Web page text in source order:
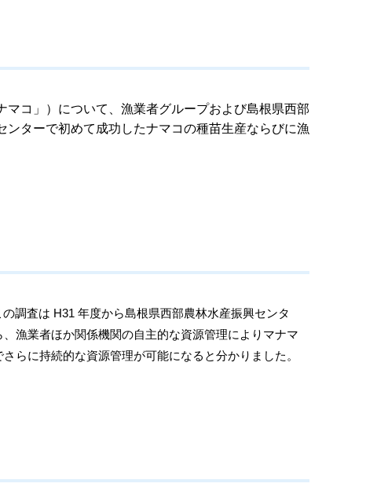
コ」）について、漁業者グループおよび島根県西部
ターで初めて成功したナマコの種苗生産ならびに漁
調査は H31 年度から島根県西部農林水産振興センタ
漁業者ほか関係機関の自主的な資源管理によりマナマ
らに持続的な資源管理が可能になると分かりました。